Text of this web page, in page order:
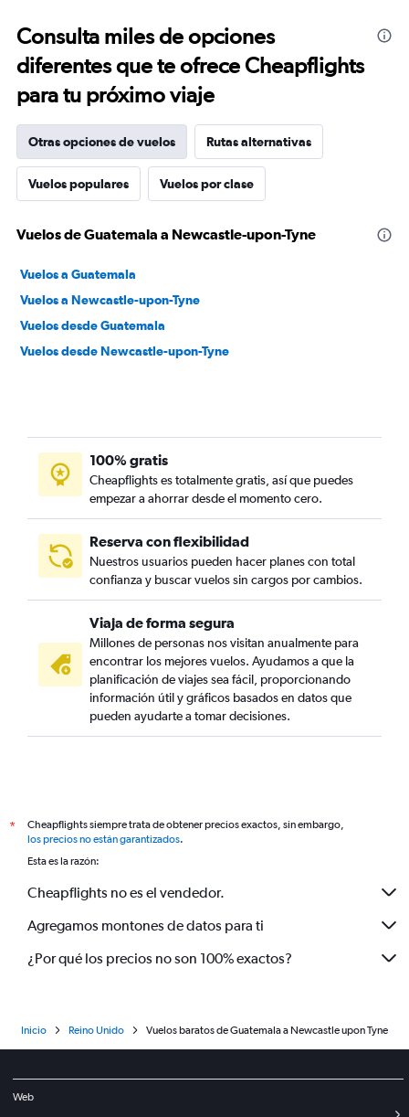
Consulta miles de opciones
diferentes que te ofrece Cheapflights
para tu próximo viaje
Otras opciones de vuelos Rutas alternativas
Vuelos populares Vuelos por clase
Vuelos de Guatemala a Newcastle-upon-Tyne
Vuelos a Guatemala
Vuelos a Newcastle-upon-Tyne
Vuelos desde Guatemala
Vuelos desde Newcastle-upon-Tyne
100% gratis
Cheapflights es totalmente gratis, así que puedes
empezar a ahorrar desde el momento cero.
Reserva con flexibilidad
Nuestros usuarios pueden hacer planes con total
confianza y buscar vuelos sin cargos por cambios.
Viaja de forma segura
Millones de personas nos visitan anualmente para
encontrar los mejores vuelos. Ayudamos a que la
planificación de viajes sea fácil, proporcionando
información útil y gráficos basados en datos que
pueden ayudarte a tomar decisiones.
*
Cheapflights siempre trata de obtener precios exactos, sin embargo,
los precios no están garantizados.
Esta es la razón:
Cheapflights no es el vendedor.
Agregamos montones de datos para ti
¿Por qué los precios no son 100% exactos?
Inicio Reino Unido Vuelos baratos de Guatemala a Newcastle upon Tyne
Web